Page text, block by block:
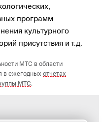
программ
культурного
присутствия и т.д.
МТС в области
в ежегодныхотчетах
МТС.